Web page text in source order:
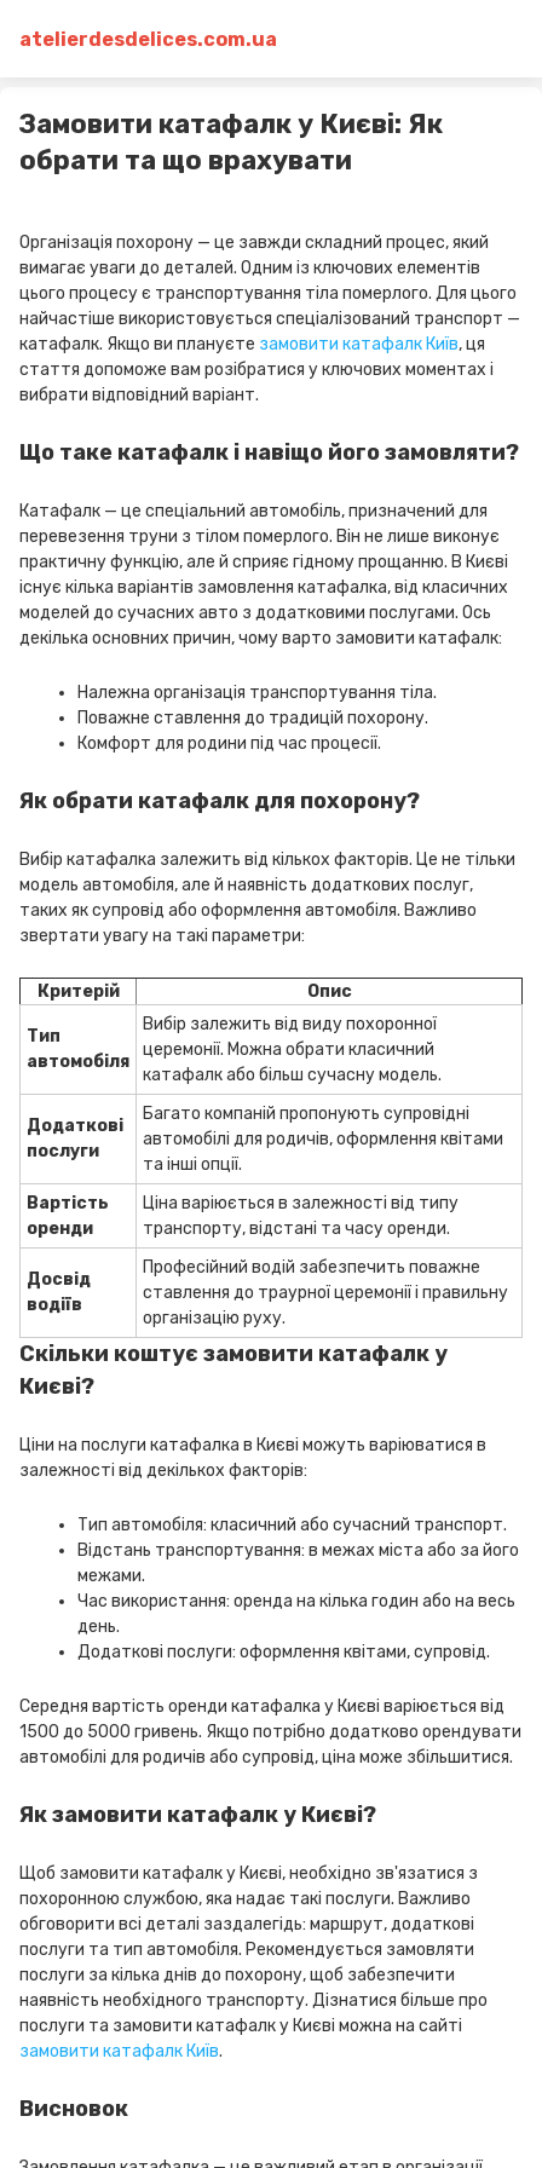
atelierdesdelices.com.ua
Замовити катафалк у Києві: Як
обрати та що врахувати
Організація похорону — це завжди складний процес, який
вимагає уваги до деталей. Одним із ключових елементів
цього процесу є транспортування тіла померлого. Для цього
найчастіше використовується спеціалізований транспорт —
катафалк. Якщо ви плануєте замовити катафалк Київ, ця
стаття допоможе вам розібратися у ключових моментах і
вибрати відповідний варіант.
Що таке катафалк і навіщо його замовляти?
Катафалк — це спеціальний автомобіль, призначений для
перевезення труни з тілом померлого. Він не лише виконує
практичну функцію, але й сприяє гідному прощанню. В Києві
існує кілька варіантів замовлення катафалка, від класичних
моделей до сучасних авто з додатковими послугами. Ось
декілька основних причин, чому варто замовити катафалк:
Належна організація транспортування тіла.
Поважне ставлення до традицій похорону.
Комфорт для родини під час процесії.
Як обрати катафалк для похорону?
Вибір катафалка залежить від кількох факторів. Це не тільки
модель автомобіля, але й наявність додаткових послуг,
таких як супровід або оформлення автомобіля. Важливо
звертати увагу на такі параметри:
Критерій Опис
Тип
автомобіля
Вибір залежить від виду похоронної
церемонії. Можна обрати класичний
катафалк або більш сучасну модель.
Додаткові
послуги
Багато компаній пропонують супровідні
автомобілі для родичів, оформлення квітами
та інші опції.
Вартість
оренди
Ціна варіюється в залежності від типу
транспорту, відстані та часу оренди.
Досвід
водіїв
Професійний водій забезпечить поважне
ставлення до траурної церемонії і правильну
організацію руху.
Скільки коштує замовити катафалк у
Києві?
Ціни на послуги катафалка в Києві можуть варіюватися в
залежності від декількох факторів:
Тип автомобіля: класичний або сучасний транспорт.
Відстань транспортування: в межах міста або за його
межами.
Час використання: оренда на кілька годин або на весь
день.
Додаткові послуги: оформлення квітами, супровід.
Середня вартість оренди катафалка у Києві варіюється від
1500 до 5000 гривень. Якщо потрібно додатково орендувати
автомобілі для родичів або супровід, ціна може збільшитися.
Як замовити катафалк у Києві?
Щоб замовити катафалк у Києві, необхідно зв'язатися з
похоронною службою, яка надає такі послуги. Важливо
обговорити всі деталі заздалегідь: маршрут, додаткові
послуги та тип автомобіля. Рекомендується замовляти
послуги за кілька днів до похорону, щоб забезпечити
наявність необхідного транспорту. Дізнатися більше про
послуги та замовити катафалк у Києві можна на сайті
замовити катафалк Київ.
Висновок